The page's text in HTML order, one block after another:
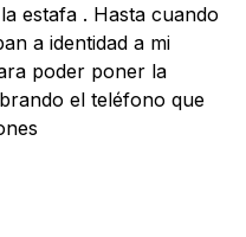
estafa . Hasta cuando
a identidad a mi
poder poner la
el teléfono que